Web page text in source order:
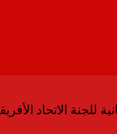
للجنة الاتحاد